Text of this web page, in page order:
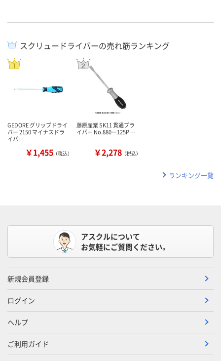
スクリュードライバーの売れ筋ランキング
GEDORE グリップドライ
バー 2150 マイナスドラ
イバ…
￥1,455 （税込）
藤原産業 SK11 貫通プラ
イバー No.880ー125P …
￥2,278 （税込）
ランキング一覧
アスクルについて
お気軽にご質問ください。
新規会員登録
ログイン
ヘルプ
ご利用ガイド